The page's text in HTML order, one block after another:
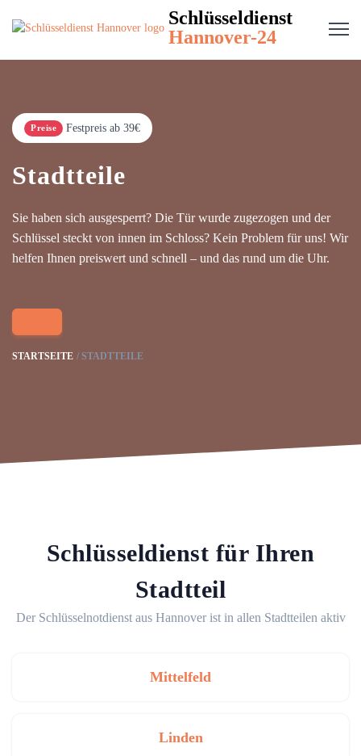
Schlüsseldienst
Hannover-24
Preise Festpreis ab 39€
Stadtteile
Sie haben sich ausgesperrt? Die Tür wurde zugezogen und der
Schlüssel steckt von innen im Schloss? Kein Problem für uns! Wir
helfen Ihnen preiswert und schnell – und das rund um die Uhr.
STARTSEITE STADTTEILE
Schlüsseldienst für Ihren
Stadtteil
Der Schlüsselnotdienst aus Hannover ist in allen Stadtteilen aktiv
Mittelfeld
Linden